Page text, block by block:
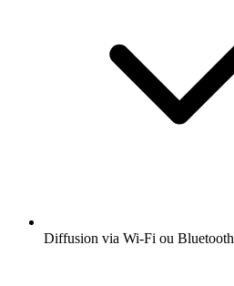
Diffusion via Wi-Fi ou Bluetooth